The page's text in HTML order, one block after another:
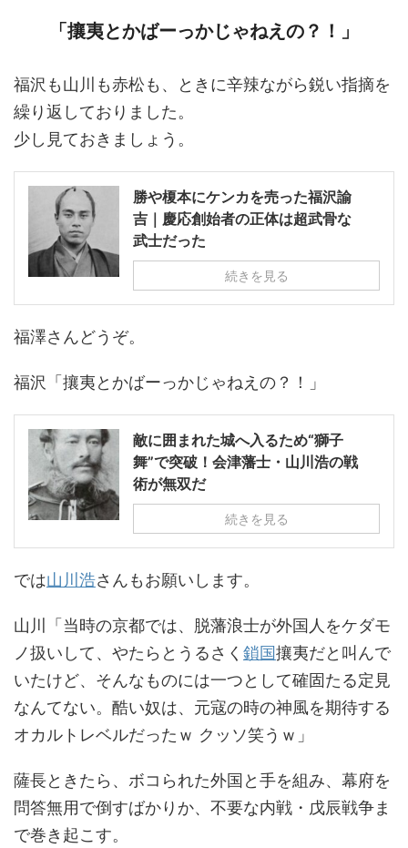
「攘夷とかばーっかじゃねえの？！」
福沢も山川も赤松も、ときに辛辣ながら鋭い指摘を
繰り返しておりました。
少し見ておきましょう。
勝や榎本にケンカを売った福沢諭
吉｜慶応創始者の正体は超武骨な
武士だった
続きを見る
福澤さんどうぞ。
福沢「攘夷とかばーっかじゃねえの？！」
敵に囲まれた城へ入るため“獅子
舞”で突破！会津藩士・山川浩の戦
術が無双だ
続きを見る
では山川浩さんもお願いします。
山川「当時の京都では、脱藩浪士が外国人をケダモ
ノ扱いして、やたらとうるさく 鎖国攘夷だと叫んで
いたけど、そんなものには一つとして確固たる定見
なんてない。酷い奴は、元寇の時の神風を期待する
オカルトレベルだったｗ クッソ笑うｗ」
薩長ときたら、ボコられた外国と手を組み、幕府を
問答無用で倒すばかりか、不要な内戦・戊辰戦争ま
で巻き起こす。